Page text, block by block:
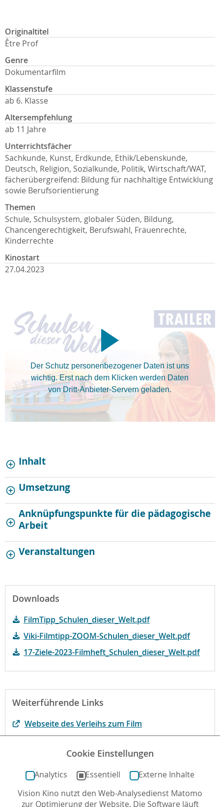
Originaltitel
Être Prof
Genre
Dokumentarfilm
Klassenstufe
ab 6. Klasse
Altersempfehlung
ab 11 Jahre
Unterrichtsfächer
Sachkunde, Kunst, Erdkunde, Ethik/Lebenskunde,
Deutsch, Religion, Sozialkunde, Politik, Wirtschaft/WAT,
fächerübergreifend: Bildung für nachhaltige Entwicklung
sowie Berufsorientierung
Themen
Schule, Schulsystem, globaler Süden, Bildung,
Chancengerechtigkeit, Berufswahl, Frauenrechte,
Kinderrechte
Kinostart
27.04.2023
Der Schutz personenbezogener Daten ist uns
wichtig. Erst nach dem Klicken werden Daten
von Dritt-Anbieter-Servern geladen.
Inhalt
Umsetzung
Anknüpfungspunkte für die pädagogische
Arbeit
Veranstaltungen
Downloads
FilmTipp_Schulen_dieser_Welt.pdf
Viki-Filmtipp-ZOOM-Schulen_dieser_Welt.pdf
17-Ziele-2023-Filmheft_Schulen_dieser_Welt.pdf
Weiterführende Links
Webseite des Verleihs zum Film
Begründung der fbw-Jugend Filmjury
Materialsammlung Dokumentarfilm im Unterricht
Autor*in: Laura C. Zimmermann , 01.03.2023 , letzte
Cookie Einstellungen
Analytics Essentiell
Externe Inhalte
Vision Kino nutzt den Web-Analysedienst Matomo
zur Optimierung der Website. Die Software läuft